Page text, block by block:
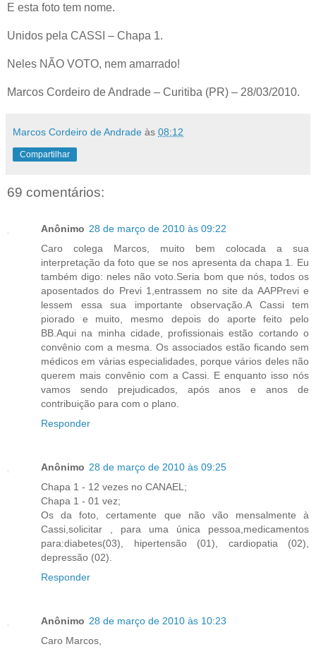
E esta foto tem nome.
Unidos pela CASSI – Chapa 1.
Neles NÃO VOTO, nem amarrado!
Marcos Cordeiro de Andrade – Curitiba (PR) – 28/03/2010.
Marcos Cordeiro de Andrade às 08:12
Compartilhar
69 comentários:
Anônimo 28 de março de 2010 às 09:22
Caro colega Marcos, muito bem colocada a sua
interpretação da foto que se nos apresenta da chapa 1. Eu
também digo: neles não voto.Seria bom que nós, todos os
aposentados do Previ 1,entrassem no site da AAPPrevi e
lessem essa sua importante observação.A Cassi tem
piorado e muito, mesmo depois do aporte feito pelo
BB.Aqui na minha cidade, profissionais estão cortando o
convênio com a mesma. Os associados estão ficando sem
médicos em várias especialidades, porque vários deles não
querem mais convênio com a Cassi. E enquanto isso nós
vamos sendo prejudicados, após anos e anos de
contribuição para com o plano.
Responder
Anônimo 28 de março de 2010 às 09:25
Chapa 1 - 12 vezes no CANAEL;
Chapa 1 - 01 vez;
Os da foto, certamente que não vão mensalmente à
Cassi,solicitar , para uma única pessoa,medicamentos
para:diabetes(03), hipertensão (01), cardiopatia (02),
depressão (02).
Responder
Anônimo 28 de março de 2010 às 10:23
Caro Marcos,